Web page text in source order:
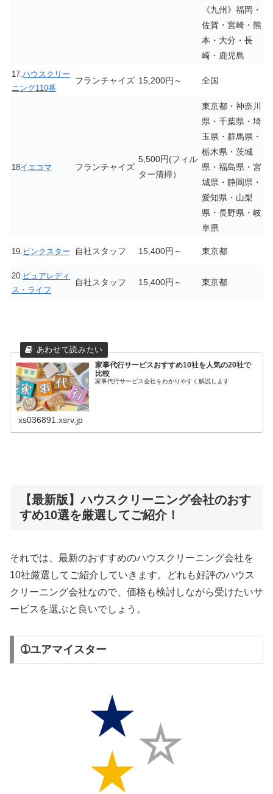
《九州》福岡・
佐賀・宮崎・熊
本・大分・長
崎・鹿児島
17. ハウスクリー
ニング110番
フランチャイズ 15,200円～ 全国
18イエコマ フランチャイズ
5,500円(フィル
ター清掃）
東京都・神奈川
県・千葉県・埼
玉県・群馬県・
栃木県・茨城
県・福島県・宮
城県・静岡県・
愛知県・山梨
県・長野県・岐
阜県
19. ピンクスター 自社スタッフ 15,400円～ 東京都
20. ピュアレディ
ス・ライフ
自社スタッフ 15,400円～ 東京都
家事代行サービスおすすめ10社を人気の20社で
比較
家事代行サービス会社をわかりやすく解説します
xs036891.xsrv.jp
【最新版】ハウスクリーニング会社のおす
すめ10選を厳選してご紹介！
それでは、最新のおすすめのハウスクリーニング会社を
10社厳選してご紹介していきます。どれも好評のハウス
クリーニング会社なので、価格も検討しながら受けたいサ
ービスを選ぶと良いでしょう。
➀ユアマイスター